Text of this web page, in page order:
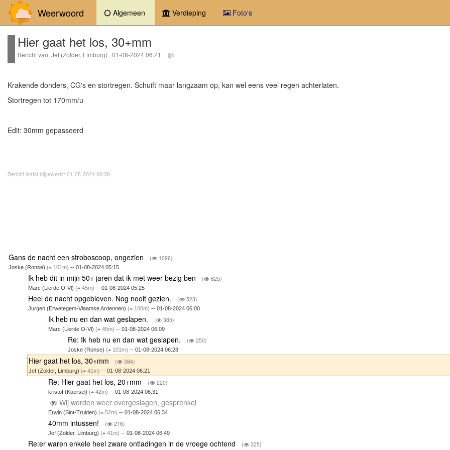
Weerwoord Algemeen (current)Verdieping Foto's
Hier gaat het los, 30+mm
Bericht van: Jef (Zolder, Limburg) , 01-08-2024 06:21
Krakende donders, CG's en stortregen. Schuift maar langzaam op, kan wel eens veel regen achterlaten.
Stortregen tot 170mm/u
Edit: 30mm gepasseerd
Bericht laatst bijgewerkt: 01-08-2024 06:38
Gans de nacht een stroboscoop, ongezien ( 1096)
Joske (Ronse) ( 101m) -- 01-08-2024 05:15
Ik heb dit in mijn 50+ jaren dat ik met weer bezig ben ( 625)
Marc (Lierde O-Vl)( 45m) -- 01-08-2024 05:25
Heel de nacht opgebleven. Nog nooit gezien. ( 523)
Jurgen (Erwetegem-Vlaamse Ardennen)( 100m) -- 01-08-2024 06:00
Ik heb nu en dan wat geslapen. ( 385)
Marc (Lierde O-Vl) ( 45m) -- 01-08-2024 06:09
Re: Ik heb nu en dan wat geslapen. ( 250)
Joske (Ronse)( 101m) -- 01-08-2024 06:28
Hier gaat het los, 30+mm ( 384)
Jef (Zolder, Limburg)( 41m) -- 01-08-2024 06:21
Re: Hier gaat het los, 20+mm ( 220)
kristof (Koersel) ( 42m) -- 01-08-2024 06:31
Wij worden weer overgeslagen, gesprenkel
Erwin (Sint-Truiden) ( 52m) -- 01-08-2024 06:34
40mm intussen! ( 216)
Jef (Zolder, Limburg) ( 41m) -- 01-08-2024 06:49
Re:er waren enkele heel zware ontladingen in de vroege ochtend ( 325)